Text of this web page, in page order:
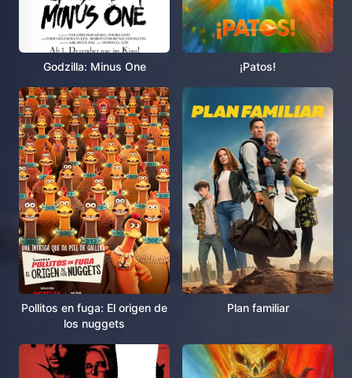
Godzilla: Minus One ¡Patos!
Pollitos en fuga: El origen de
los nuggets
Plan familiar